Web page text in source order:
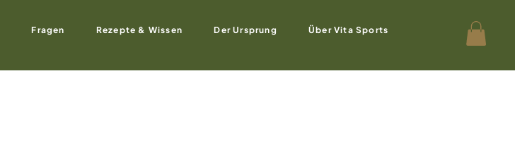
Fragen Rezepte & Wissen Der Ursprung Über Vita Sports